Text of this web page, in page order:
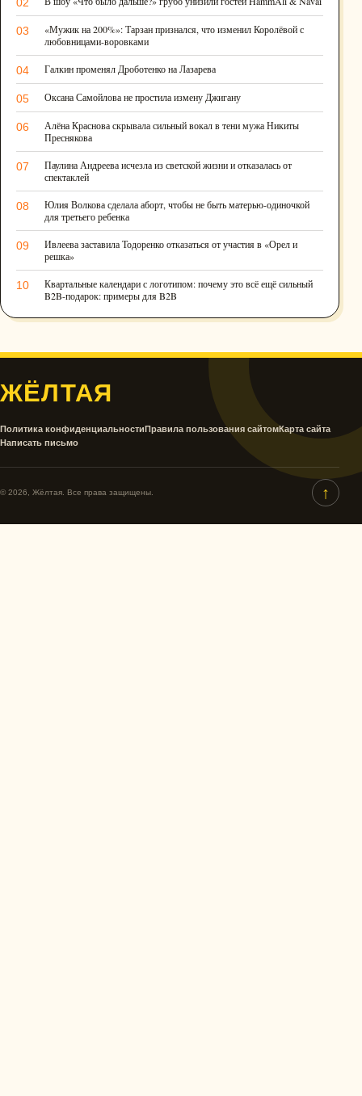
03
«Мужик на 200%»: Тарзан признался, что изменил Королёвой с
любовницами-воровками
04 Галкин променял Дроботенко на Лазарева
05 Оксана Самойлова не простила измену Джигану
06
Алёна Краснова скрывала сильный вокал в тени мужа Никиты
Преснякова
07
Паулина Андреева исчезла из светской жизни и отказалась от
спектаклей
08
Юлия Волкова сделала аборт, чтобы не быть матерью-одиночкой
для третьего ребенка
09
Ивлеева заставила Тодоренко отказаться от участия в «Орел и
решка»
10
Квартальные календари с логотипом: почему это всё ещё сильный
B2B-подарок: примеры для B2B
ЖЁЛТАЯ
Политика конфиденциальностиПравила пользования сайтомКарта сайта
Написать письмо
© 2026, Жёлтая. Все права защищены. ↑